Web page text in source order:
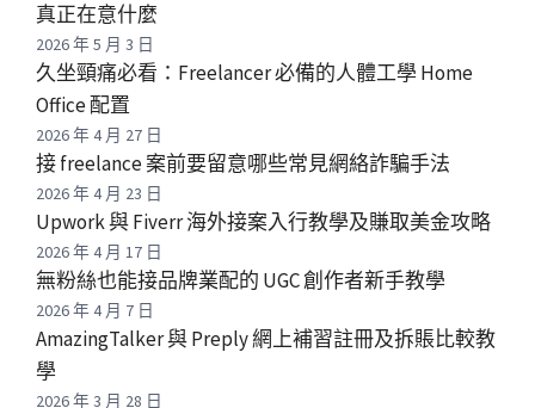
真正在意什麼
2026 年 5 月 3 日
久坐頸痛必看：Freelancer 必備的人體工學 Home
Office 配置
2026 年 4 月 27 日
接 freelance 案前要留意哪些常見網絡詐騙手法
2026 年 4 月 23 日
Upwork 與 Fiverr 海外接案入行教學及賺取美金攻略
2026 年 4 月 17 日
無粉絲也能接品牌業配的 UGC 創作者新手教學
2026 年 4 月 7 日
AmazingTalker 與 Preply 網上補習註冊及拆賬比較教
學
2026 年 3 月 28 日